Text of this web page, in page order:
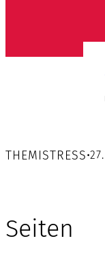
THEMISTRESS•
Seiten